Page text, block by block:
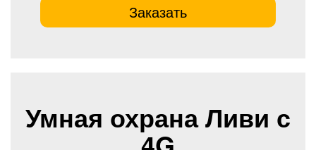
Заказать
Умная охрана Ливи с